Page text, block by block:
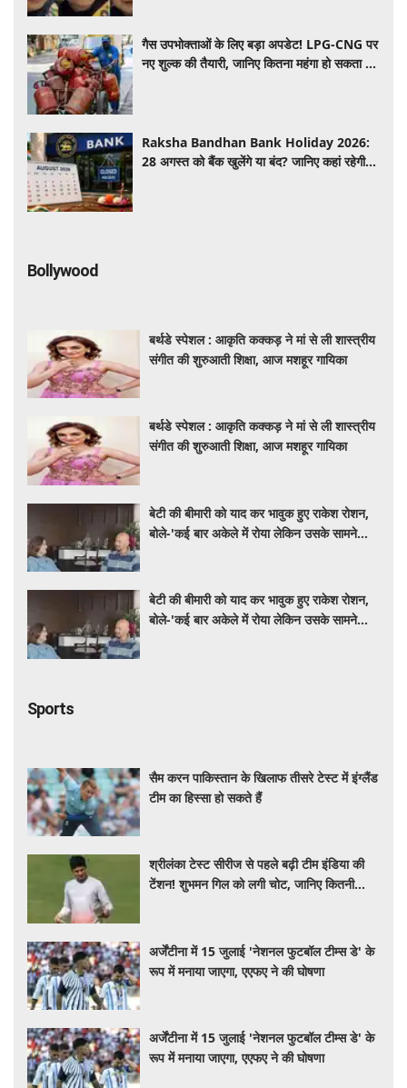
गैस उपभोक्ताओं के लिए बड़ा अपडेट! LPG-CNG पर
नए शुल्क की तैयारी, जानिए कितना महंगा हो सकता है
Raksha Bandhan Bank Holiday 2026:
28 अगस्त को बैंक खुलेंगे या बंद? जानिए कहां रहेगी
Bollywood
बर्थडे स्पेशल : आकृति कक्कड़ ने मां से ली शास्त्रीय
संगीत की शुरुआती शिक्षा, आज मशहूर गायिका
बर्थडे स्पेशल : आकृति कक्कड़ ने मां से ली शास्त्रीय
संगीत की शुरुआती शिक्षा, आज मशहूर गायिका
बेटी की बीमारी को याद कर भावुक हुए राकेश रोशन,
बोले-'कई बार अकेले में रोया लेकिन उसके सामने
बेटी की बीमारी को याद कर भावुक हुए राकेश रोशन,
बोले-'कई बार अकेले में रोया लेकिन उसके सामने
Sports
सैम करन पाकिस्तान के खिलाफ तीसरे टेस्ट में इंग्लैंड
टीम का हिस्सा हो सकते हैं
श्रीलंका टेस्ट सीरीज से पहले बढ़ी टीम इंडिया की
टेंशन! शुभमन गिल को लगी चोट, जानिए कितनी
अर्जेंटीना में 15 जुलाई 'नेशनल फुटबॉल टीम्स डे' के
रूप में मनाया जाएगा, एएफए ने की घोषणा
अर्जेंटीना में 15 जुलाई 'नेशनल फुटबॉल टीम्स डे' के
रूप में मनाया जाएगा, एएफए ने की घोषणा